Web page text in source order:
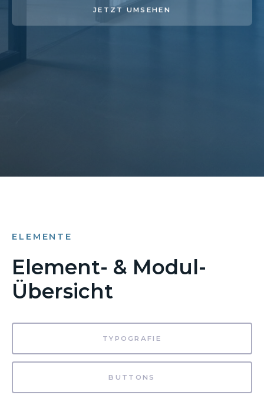
JETZT UMSEHEN
ELEMENTE
Element- & Modul-
Übersicht
TYPOGRAFIE
BUTTONS